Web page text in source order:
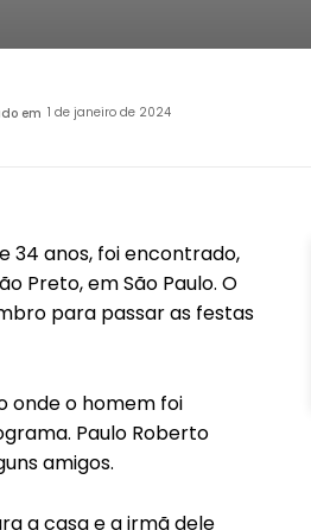
em 1 de janeiro de 2024
34 anos, foi encontrado,
Preto, em São Paulo. O
para passar as festas
onde o homem foi
Paulo Roberto
amigos.
a casa e a irmã dele